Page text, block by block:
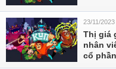
23/11/2023
Thị giá
nhân
cổ